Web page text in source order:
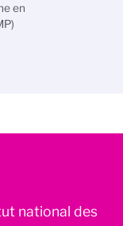
en
national des